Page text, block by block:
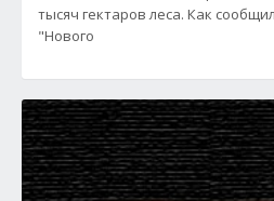
тысяч гектаров леса. Как
"Нового